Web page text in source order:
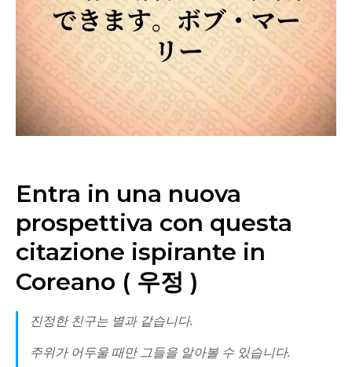
Entra in una nuova
prospettiva con questa
citazione ispirante in
Coreano ( 우정 )
진정한 친구는 별과 같습니다.
주위가 어두울 때만 그들을 알아볼 수 있습니다.